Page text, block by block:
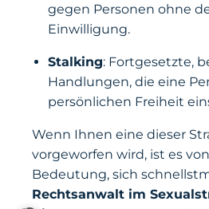
gegen Personen ohne
Einwilligung.
Stalking: Fortgesetzte,
Handlungen, die eine
persönlichen Freiheit
Wenn Ihnen eine dieser
vorgeworfen wird, ist es
Bedeutung, sich
Rechtsanwalt im